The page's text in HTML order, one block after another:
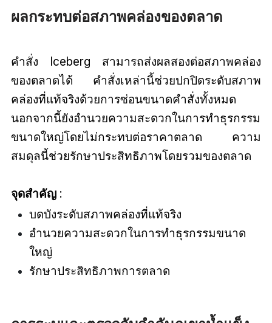
ผลกระทบต่อสภาพคล่องของตลาด
คำสั่ง Iceberg สามารถส่งผลสองต่อสภาพคล่อง
ของตลาดได้ คำสั่งเหล่านี้ช่วยปกปิดระดับสภาพ
คล่องที่แท้จริงด้วยการซ่อนขนาดคำสั่งทั้งหมด
นอกจากนี้ยังอำนวยความสะดวกในการทำธุรกรรม
ขนาดใหญ่โดยไม่กระทบต่อราคาตลาด ความ
สมดุลนี้ช่วยรักษาประสิทธิภาพโดยรวมของตลาด
จุดสำคัญ:
บดบังระดับสภาพคล่องที่แท้จริง
อำนวยความสะดวกในการทำธุรกรรมขนาด
ใหญ่
รักษาประสิทธิภาพการตลาด